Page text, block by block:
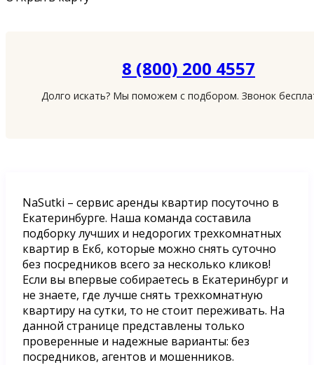
8 (800) 200 4557
Долго искать? Мы поможем с подбором. Звонок
NaSutki – сервис аренды квартир посуточно в
Екатеринбурге. Наша команда составила
подборку лучших и недорогих трехкомнатных
квартир в Екб, которые можно снять суточно
без посредников всего за несколько кликов!
Если вы впервые собираетесь в Екатеринбург и
не знаете, где лучше снять трехкомнатную
квартиру на сутки, то не стоит переживать. На
данной странице представлены только
проверенные и надежные варианты: без
посредников, агентов и мошенников.